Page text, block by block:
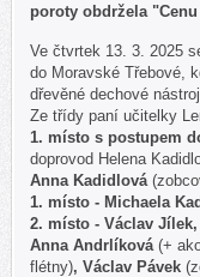
poroty obdržela
Ve čtvrtek 13. 3. 2025
do Moravské Třebové,
dřevěné dechové
Ze třídy paní učitelky
1. místo s postupem
doprovod Helena
Anna Kadidlová
1. místo - Michaela
2. místo - Václav
Anna Andrlíková (+
flétny), Václav Pávek